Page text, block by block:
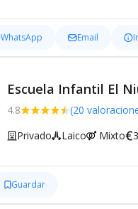
WhatsApp Email
Escuela Infantil El
4.8 (20
Privado Laico Mixto
Guardar